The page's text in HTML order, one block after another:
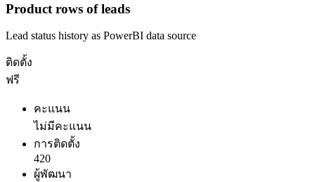
Product rows of leads
Lead status history as PowerBI data source
ติดตั้ง
ฟรี
คะแนน
ไม่มีคะแนน
การติดตั้ง
420
ผู้พัฒนา